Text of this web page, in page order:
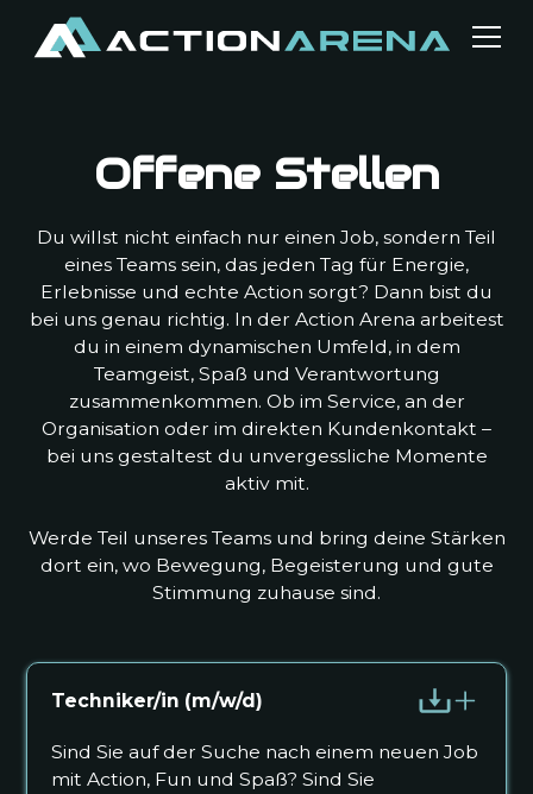
Offene Stellen
Du willst nicht einfach nur einen Job, sondern Teil
eines Teams sein, das jeden Tag für Energie,
Erlebnisse und echte Action sorgt? Dann bist du
bei uns genau richtig. In der Action Arena arbeitest
du in einem dynamischen Umfeld, in dem
Teamgeist, Spaß und Verantwortung
zusammenkommen. Ob im Service, an der
Organisation oder im direkten Kundenkontakt –
bei uns gestaltest du unvergessliche Momente
aktiv mit.
Werde Teil unseres Teams und bring deine Stärken
dort ein, wo Bewegung, Begeisterung und gute
Stimmung zuhause sind.
Techniker/in (m/w/d)
Sind Sie auf der Suche nach einem neuen Job
mit Action, Fun und Spaß? Sind Sie